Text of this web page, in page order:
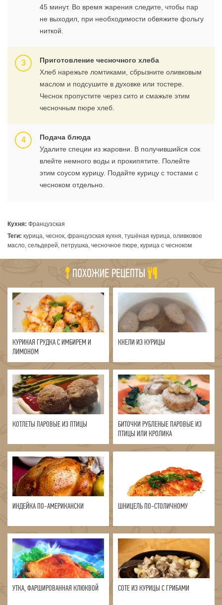
45 минут. Во время жарения следите, чтобы пар
не выходил, при необходимости обвяжите фольгу
ниткой.
Приготовление чесночного хлеба
Хлеб нарежьте ломтиками, сбрызните оливковым
маслом и подсушите в духовке или тостере.
Чеснок пропустите через сито и смажьте этим
чесночным пюре хлеб.
Подача блюда
Удалите специи из жаровни. В получившийся сок
влейте немного воды и прокипятите. Полейте
этим соусом курицу. Подайте курицу с тостами с
чесноком отдельно.
Кухня: Французская
Теги: курица, чеснок, французская кухня, тушёная курица, оливковое
масло, сельдерей, петрушка, чесночное пюре, курица с чесноком
ПОХОЖИЕ РЕЦЕПТЫ
КУРИНАЯ ГРУДКА С ИМБИРЕМ И
ЛИМОНОМ
КНЕЛИ ИЗ КУРИЦЫ
КОТЛЕТЫ ПАРОВЫЕ ИЗ ПТИЦЫ
БИТОЧКИ РУБЛЕНЫЕ ПАРОВЫЕ ИЗ
ПТИЦЫ ИЛИ КРОЛИКА
ИНДЕЙКА ПО-АМЕРИКАНСКИ ШНИЦЕЛЬ ПО-СТОЛИЧНОМУ
УТКА, ФАРШИРОВАННАЯ КЛЮКВОЙ СОТЕ ИЗ КУРИЦЫ С ГРИБАМИ